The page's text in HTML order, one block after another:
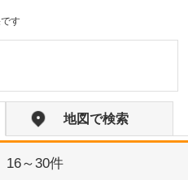
す
地図で検索
16～30件